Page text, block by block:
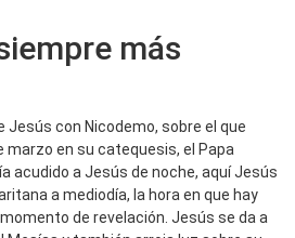
más
Jesús con Nicodemo, sobre el que
marzo en su catequesis, el Papa
acudido a Jesús de noche, aquí Jesús
a mediodía, la hora en que hay
de revelación. Jesús se da a